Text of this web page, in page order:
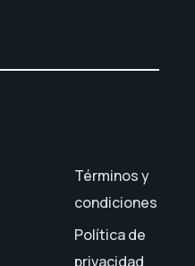
Términos y
condiciones
Política de
privacidad